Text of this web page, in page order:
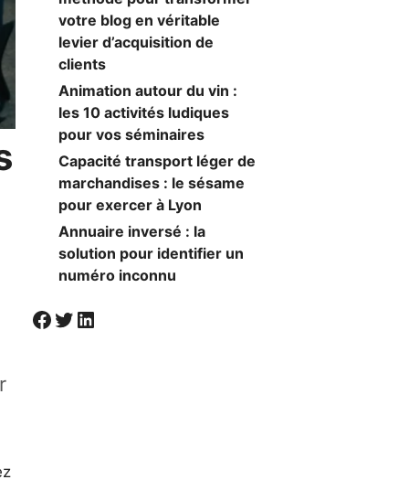
votre blog en véritable
levier d’acquisition de
clients
Animation autour du vin :
les 10 activités ludiques
pour vos séminaires
Capacité transport léger de
marchandises : le sésame
pour exercer à Lyon
Annuaire inversé : la
solution pour identifier un
numéro inconnu
Visiter la page Facebook de Societal
Twitter
LinkedIn